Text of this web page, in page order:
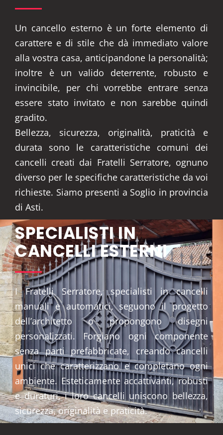
Un cancello esterno è un forte elemento di
carattere e di stile che dà immediato valore
alla vostra casa, anticipandone la personalità;
inoltre è un valido deterrente, robusto e
invincibile, per chi vorrebbe entrare senza
essere stato invitato e non sarebbe quindi
gradito.
Bellezza, sicurezza, originalità, praticità e
durata sono le caratteristiche comuni dei
cancelli creati dai Fratelli Serratore, ognuno
diverso per le specifiche caratteristiche da voi
richieste. Siamo presenti a Soglio in provincia
di Asti.
SPECIALISTI IN
CANCELLI ESTERNI
I Fratelli Serratore, specialisti in cancelli
manuali e automatici, seguono il progetto
dell’architetto o propongono disegni
personalizzati. Forgiano ogni componente
senza parti prefabbricate, creando cancelli
unici che caratterizzano e completano ogni
ambiente. Esteticamente accattivanti, robusti
e duraturi, i loro cancelli uniscono bellezza,
sicurezza, originalità e praticità.